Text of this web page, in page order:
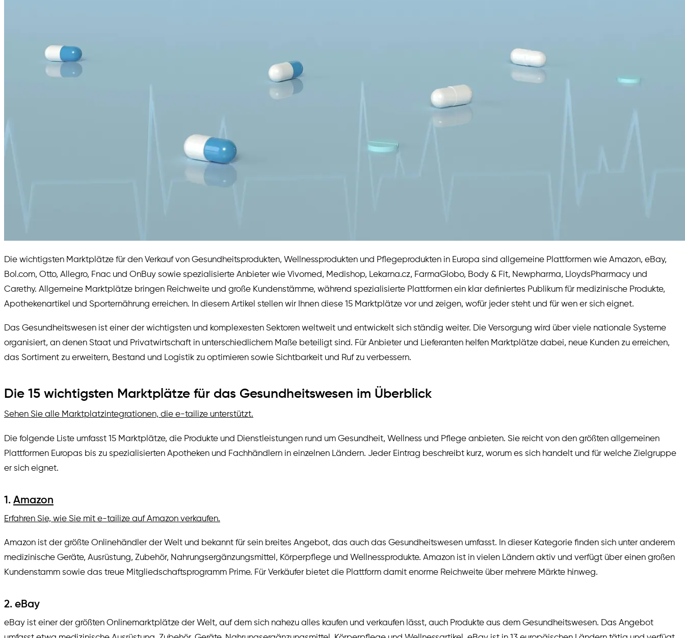
Die wichtigsten Marktplätze für den Verkauf von Gesundheitsprodukten, Wellnessprodukten und Pflegeprodukten in Europa sind allgemeine Plattformen wie Amazon, eBay,
Bol.com, Otto, Allegro, Fnac und OnBuy sowie spezialisierte Anbieter wie Vivomed, Medishop, Lekarna.cz, FarmaGlobo, Body & Fit, Newpharma, LloydsPharmacy und
Carethy. Allgemeine Marktplätze bringen Reichweite und große Kundenstämme, während spezialisierte Plattformen ein klar definiertes Publikum für medizinische Produkte,
Apothekenartikel und Sporternährung erreichen. In diesem Artikel stellen wir Ihnen diese 15 Marktplätze vor und zeigen, wofür jeder steht und für wen er sich eignet.
Das Gesundheitswesen ist einer der wichtigsten und komplexesten Sektoren weltweit und entwickelt sich ständig weiter. Die Versorgung wird über viele nationale Systeme
organisiert, an denen Staat und Privatwirtschaft in unterschiedlichem Maße beteiligt sind. Für Anbieter und Lieferanten helfen Marktplätze dabei, neue Kunden zu erreichen,
das Sortiment zu erweitern, Bestand und Logistik zu optimieren sowie Sichtbarkeit und Ruf zu verbessern.
Die 15 wichtigsten Marktplätze für das Gesundheitswesen im Überblick
Sehen Sie alle Marktplatzintegrationen, die e-tailize unterstützt.
Die folgende Liste umfasst 15 Marktplätze, die Produkte und Dienstleistungen rund um Gesundheit, Wellness und Pflege anbieten. Sie reicht von den größten allgemeinen
Plattformen Europas bis zu spezialisierten Apotheken und Fachhändlern in einzelnen Ländern. Jeder Eintrag beschreibt kurz, worum es sich handelt und für welche Zielgruppe
er sich eignet.
1. Amazon
Erfahren Sie, wie Sie mit e-tailize auf Amazon verkaufen.
Amazon ist der größte Onlinehändler der Welt und bekannt für sein breites Angebot, das auch das Gesundheitswesen umfasst. In dieser Kategorie finden sich unter anderem
medizinische Geräte, Ausrüstung, Zubehör, Nahrungsergänzungsmittel, Körperpflege und Wellnessprodukte. Amazon ist in vielen Ländern aktiv und verfügt über einen großen
Kundenstamm sowie das treue Mitgliedschaftsprogramm Prime. Für Verkäufer bietet die Plattform damit enorme Reichweite über mehrere Märkte hinweg.
2. eBay
eBay ist einer der größten Onlinemarktplätze der Welt, auf dem sich nahezu alles kaufen und verkaufen lässt, auch Produkte aus dem Gesundheitswesen. Das Angebot